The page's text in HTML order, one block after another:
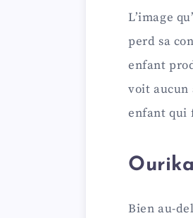
L’image
perd sa
enfant
voit aucun
enfant qui
Bien au-